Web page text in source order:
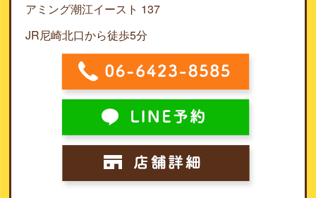
アミング潮江イースト 137
JR尼崎北口から徒歩5分